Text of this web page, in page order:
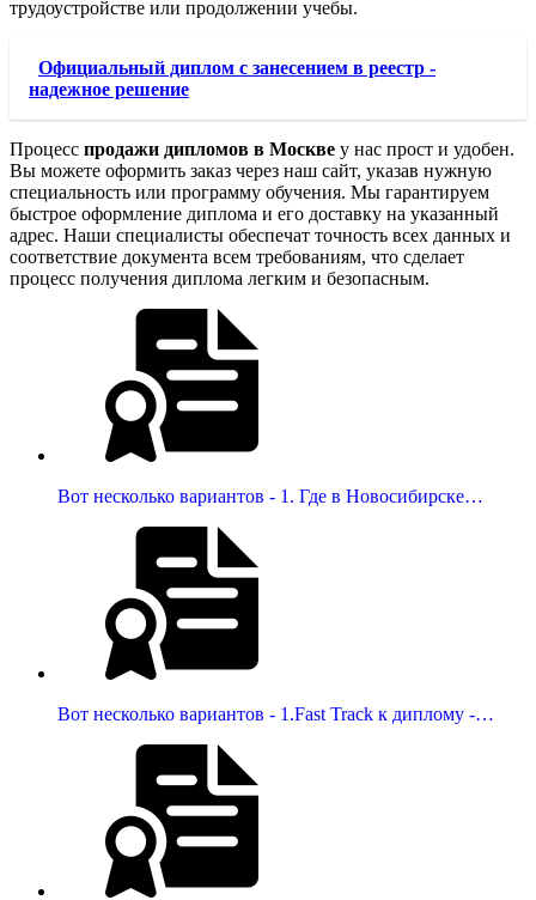
трудоустройстве или продолжении учебы.
Официальный диплом с занесением в реестр -
надежное решение
Процесс продажи дипломов в Москве у нас прост и удобен.
Вы можете оформить заказ через наш сайт, указав нужную
специальность или программу обучения. Мы гарантируем
быстрое оформление диплома и его доставку на указанный
адрес. Наши специалисты обеспечат точность всех данных и
соответствие документа всем требованиям, что сделает
процесс получения диплома легким и безопасным.
Вот несколько вариантов - 1. Где в Новосибирске…
Вот несколько вариантов - 1.Fast Track к диплому -…